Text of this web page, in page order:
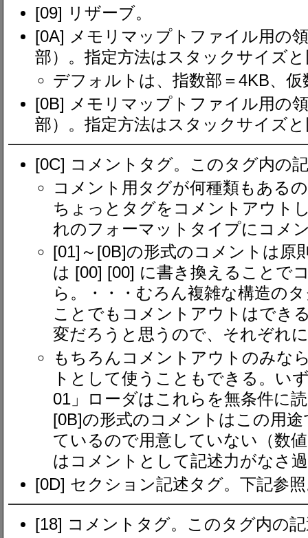
[09] リザーブ。
[0A] メモリマップトファイル用の
部）。指定方法はスタックサイズ
デフォルトは、指数部＝4KB、
[0B] メモリマップトファイル用の
部）。指定方法はスタックサイズ
[0C] コメントタグ。このタグ内の
コメント用タグが何種類もある
ちょっとタグをコメントアウト
れのフォーマットタイプにコメ
[01]～[0B]の形式のコメントは原
は [00] [00] に書き換えることで
ら。・・・むろん複雑な構造の
ことでもコメントアウトはでき
変だろうと思うので、それぞれ
もちろんコメントアウトのみな
トとして使うこともできる。い
01」ローダはこれらを無条件に
[0B]の形式のコメントはこの用
ているので用意していない（数
はコメントとして記述力がなさ
[0D] セクション記述タグ。下記参
[18] コメントタグ。このタグ内の